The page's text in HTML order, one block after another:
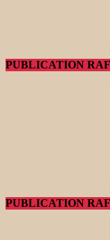
PUBLICATION
PUBLICATION